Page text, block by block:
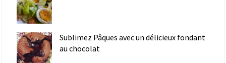
Sublimez Pâques avec un délicieux fondant
au chocolat